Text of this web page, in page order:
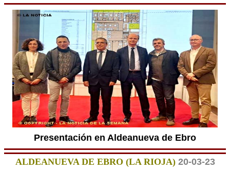
Presentación en Aldeanueva de Ebro
ALDEANUEVA DE EBRO (LA RIOJA) 20-03-23